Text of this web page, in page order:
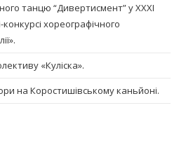
танцю “Дивертисмент” у ХХХІ
хореографічного
«Куліска».
на Коростишівському каньйоні.